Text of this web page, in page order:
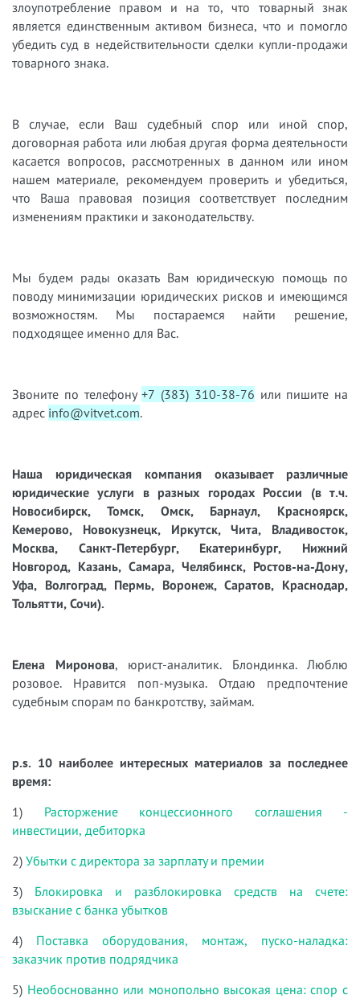
злоупотребление правом и на то, что товарный знак
является единственным активом бизнеса, что и помогло
убедить суд в недействительности сделки купли-продажи
товарного знака.
В случае, если Ваш судебный спор или иной спор,
договорная работа или любая другая форма деятельности
касается вопросов, рассмотренных в данном или ином
нашем материале, рекомендуем проверить и убедиться,
что Ваша правовая позиция соответствует последним
изменениям практики и законодательству.
Мы будем рады оказать Вам юридическую помощь по
поводу минимизации юридических рисков и имеющимся
возможностям. Мы постараемся найти решение,
подходящее именно для Вас.
Звоните по телефону+7 (383) 310-38-76 или пишите на
адрес info@vitvet.com.
Наша юридическая компания оказывает различные
юридические услуги в разных городах России (в т.ч.
Новосибирск, Томск, Омск, Барнаул, Красноярск,
Кемерово, Новокузнецк, Иркутск, Чита, Владивосток,
Москва, Санкт-Петербург, Екатеринбург, Нижний
Новгород, Казань, Самара, Челябинск, Ростов-на-Дону,
Уфа, Волгоград, Пермь, Воронеж, Саратов, Краснодар,
Тольятти, Сочи).
Елена Миронова, юрист-аналитик. Блондинка. Люблю
розовое. Нравится поп-музыка. Отдаю предпочтение
судебным спорам по банкротству, займам.
p.s. 10 наиболее интересных материалов за последнее
время:
1) Расторжение концессионного соглашения -
инвестиции, дебиторка
2) Убытки с директора за зарплату и премии
3) Блокировка и разблокировка средств на счете:
взыскание с банка убытков
4) Поставка оборудования, монтаж, пуско-наладка:
заказчик против подрядчика
5) Необоснованно или монопольно высокая цена: спор с